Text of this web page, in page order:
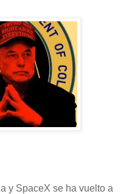
y SpaceX se ha vuelto a